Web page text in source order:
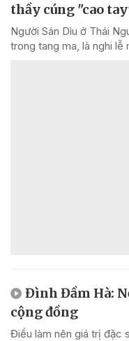
thầy cúng "cao
Người Sán Dìu ở Thái
trong tang ma, là nghi lễ
Đình Đầm Hà:
cộng đồng
Điều làm nên giá trị đặc